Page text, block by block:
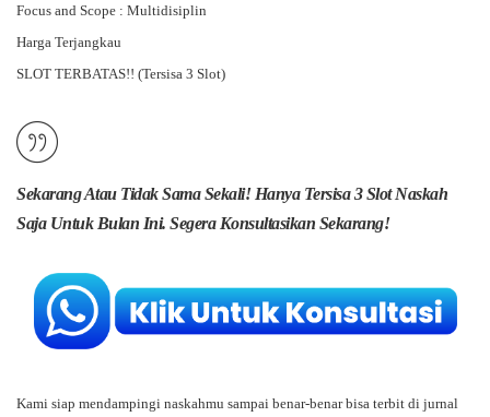
Focus and Scope : Multidisiplin
Harga Terjangkau
SLOT TERBATAS!! (Tersisa 3 Slot)
Sekarang Atau Tidak Sama Sekali! Hanya Tersisa 3 Slot Naskah
Saja Untuk Bulan Ini. Segera Konsultasikan Sekarang!
Kami siap mendampingi naskahmu sampai benar-benar bisa terbit di jurnal